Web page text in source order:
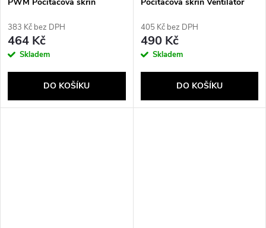
383 Kč bez DPH
464 Kč
Skladem
DO KOŠÍKU
405 Kč bez DPH
490 Kč
Skladem
DO KOŠÍKU